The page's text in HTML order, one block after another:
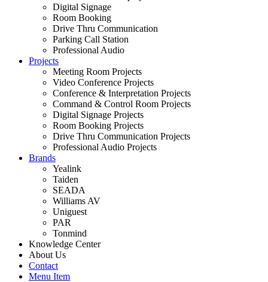
Digital Signage
Room Booking
Drive Thru Communication
Parking Call Station
Professional Audio
Projects
Meeting Room Projects
Video Conference Projects
Conference & Interpretation Projects
Command & Control Room Projects
Digital Signage Projects
Room Booking Projects
Drive Thru Communication Projects
Professional Audio Projects
Brands
Yealink
Taiden
SEADA
Williams AV
Uniguest
PAR
Tonmind
Knowledge Center
About Us
Contact
Menu Item